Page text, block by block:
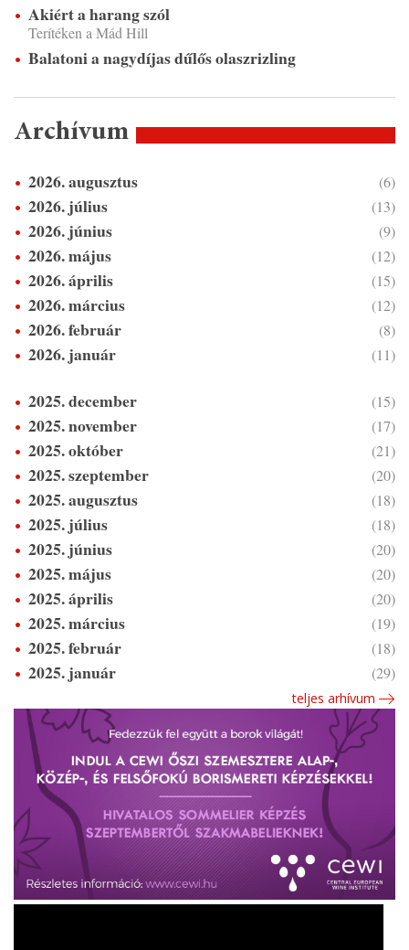
Akiért a harang szól
Terítéken a Mád Hill
Balatoni a nagydíjas dűlős olaszrizling
Archívum
2026. augusztus (6)
2026. július (13)
2026. június (9)
2026. május (12)
2026. április (15)
2026. március (12)
2026. február (8)
2026. január (11)
2025. december (15)
2025. november (17)
2025. október (21)
2025. szeptember (20)
2025. augusztus (18)
2025. július (18)
2025. június (20)
2025. május (20)
2025. április (20)
2025. március (19)
2025. február (18)
2025. január (29)
teljes arhívum